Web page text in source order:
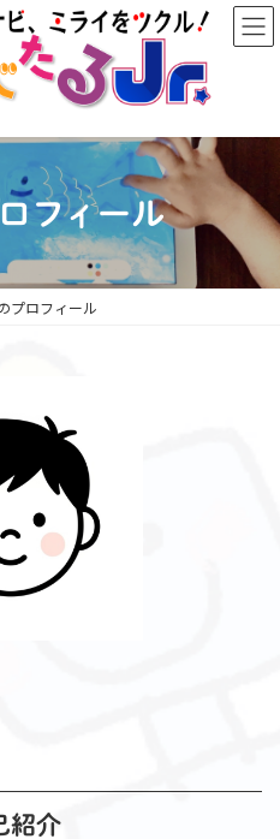
フィール
プロフィール
紹介